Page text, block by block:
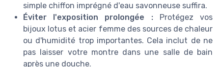
simple chiffon imprégné d'eau savonneuse suffira.
Éviter l'exposition prolongée :Protégez vos
bijoux lotus et acier femme des sources de chaleur
ou d'humidité trop importantes. Cela inclut de ne
pas laisser votre montre dans une salle de bain
après une douche.